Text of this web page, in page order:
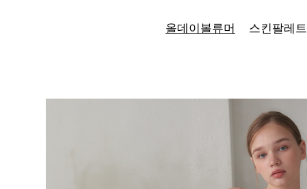
올데이볼류머 스킨팔레트